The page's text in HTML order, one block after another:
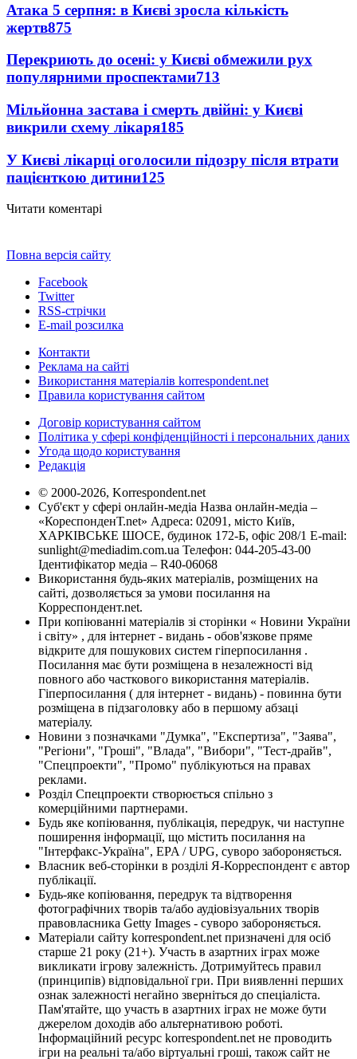
Атака 5 серпня: в Києві зросла кількість
жертв875
Перекриють до осені: у Києві обмежили рух
популярними проспектами713
Мільйонна застава і смерть двійні: у Києві
викрили схему лікаря185
У Києві лікарці оголосили підозру після втрати
пацієнткою дитини125
Читати коментарі
Повна версія сайту
Facebook
Twitter
RSS-стрічки
E-mail розсилка
Контакти
Реклама на сайті
Використання матеріалів korrespondent.net
Правила користування сайтом
Договір користування сайтом
Політика у сфері конфіденційності і персональних даних
Угода щодо користування
Редакція
© 2000-2026, Korrespondent.net
Суб'єкт у сфері онлайн-медіа Назва онлайн-медіа –
«КореспонденТ.net» Адреса: 02091, місто Київ,
ХАРКІВСЬКЕ ШОСЕ, будинок 172-Б, офіс 208/1 E-mail:
sunlight@mediadim.com.ua Телефон: 044-205-43-00
Ідентифікатор медіа – R40-06068
Використання будь-яких матеріалів, розміщених на
сайті, дозволяється за умови посилання на
Корреспондент.net.
При копіюванні матеріалів зі сторінки « Новини України
і світу» , для інтернет - видань - обов'язкове пряме
відкрите для пошукових систем гіперпосилання .
Посилання має бути розміщена в незалежності від
повного або часткового використання матеріалів.
Гіперпосилання ( для інтернет - видань) - повинна бути
розміщена в підзаголовку або в першому абзаці
матеріалу.
Новини з позначками "Думка", "Експертиза", "Заява",
"Регіони", "Гроші", "Влада", "Вибори", "Тест-драйв",
"Спецпроекти", "Промо" публікуються на правах
реклами.
Розділ Спецпроекти створюється спільно з
комерційними партнерами.
Будь яке копіювання, публікація, передрук, чи наступне
поширення інформації, що містить посилання на
"Інтерфакс-Україна", EPA / UPG, суворо забороняється.
Власник веб-сторінки в розділі Я-Корреспондент є автор
публікації.
Будь-яке копіювання, передрук та відтворення
фотографічних творів та/або аудіовізуальних творів
правовласника Getty Images - суворо забороняється.
Матеріали сайту korrespondent.net призначені для осіб
старше 21 року (21+). Участь в азартних іграх може
викликати ігрову залежність. Дотримуйтесь правил
(принципів) відповідальної гри. При виявленні перших
ознак залежності негайно зверніться до спеціаліста.
Пам'ятайте, що участь в азартних іграх не може бути
джерелом доходів або альтернативою роботі.
Інформаційний ресурс korrespondent.net не проводить
ігри на реальні та/або віртуальні гроші, також сайт не